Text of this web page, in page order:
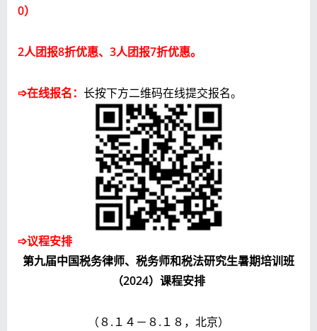
0）
2人团报8折优惠、3人团报7折优惠。
➩在线报名： 长按下方二维码在线提交报名。
➩议程安排
第九届中国税务律师、税务师和税法研究生暑期培训班
（2024）课程安排
（８.１４－８.１８，北京）